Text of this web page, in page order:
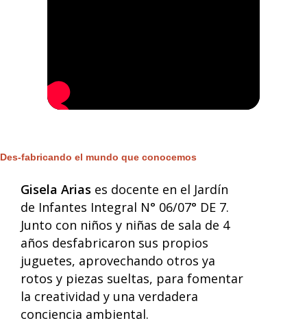
Des-fabricando el mundo que conocemos
Gisela Arias es docente en el Jardín
de Infantes Integral N° 06/07° DE 7.
Junto con niños y niñas de sala de 4
años desfabricaron sus propios
juguetes, aprovechando otros ya
rotos y piezas sueltas, para fomentar
la creatividad y una verdadera
conciencia ambiental.